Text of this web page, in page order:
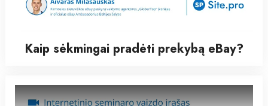
Kaip sėkmingai pradėti prekybą eBay?